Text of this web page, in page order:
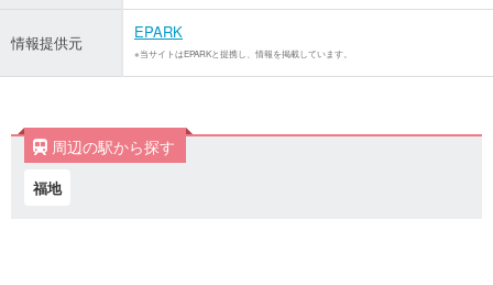
情報提供元
EPARK
※当サイトはEPARKと提携し、情報を掲載しています。
周辺の駅から探す
福地